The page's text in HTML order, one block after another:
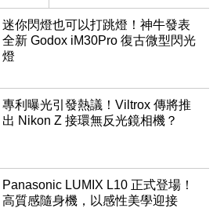
迷你閃燈也可以打跳燈！神牛發表
全新 Godox iM30Pro 復古微型閃光
燈
專利曝光引發熱議！Viltrox 傳將推
出 Nikon Z 接環無反光鏡相機？
Panasonic LUMIX L10 正式登場！
高質感隨身機，以感性美學迎接